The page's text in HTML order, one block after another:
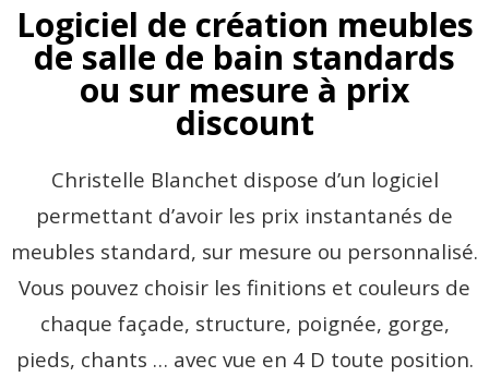
Logiciel de création meubles
de salle de bain standards
ou sur mesure à prix
discount
Christelle Blanchet dispose d’un logiciel
permettant d’avoir les prix instantanés de
meubles standard, sur mesure ou personnalisé.
Vous pouvez choisir les finitions et couleurs de
chaque façade, structure, poignée, gorge,
pieds, chants … avec vue en 4 D toute position.